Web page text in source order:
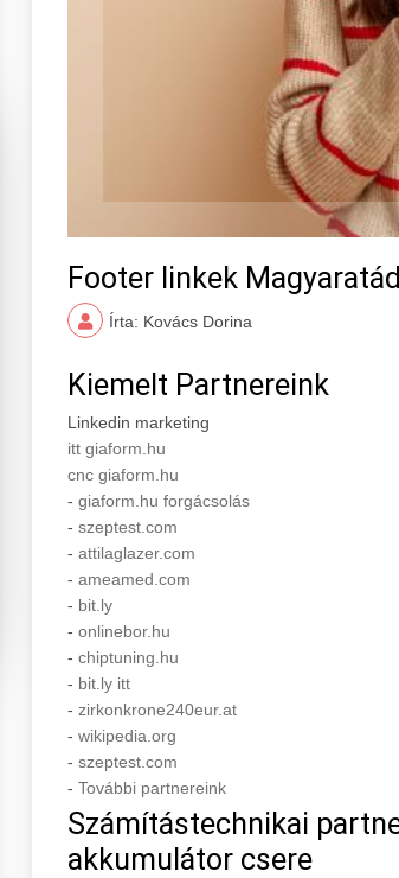
Footer linkek
Írta: Kovács Dorina
Kiemelt Partnereink
Linkedin marketing
itt giaform.hu
cnc giaform.hu
- giaform.hu forgácsolás
- szeptest.com
- attilaglazer.com
- ameamed.com
- bit.ly
- onlinebor.hu
- chiptuning.hu
- bit.ly itt
- zirkonkrone240eur.at
- wikipedia.org
- szeptest.com
- További partnereink
Számítástechnikai
akkumulátor csere